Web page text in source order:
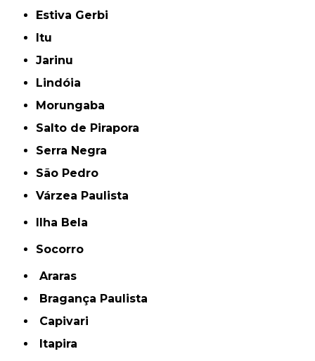
Estiva Gerbi
Itu
Jarinu
Lindóia
Morungaba
Salto de Pirapora
Serra Negra
São Pedro
Várzea Paulista
Ilha Bela
Socorro
Araras
Bragança Paulista
Capivari
Itapira